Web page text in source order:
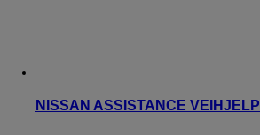
NISSAN ASSISTANCE VEIHJELP